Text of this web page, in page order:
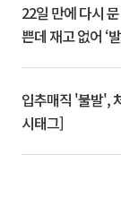
22일 만에 다시
쁜데 재고 없어 ‘
입추매직 '불발',
시태그]